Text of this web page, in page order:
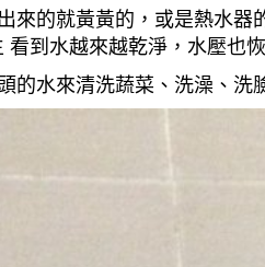
的就黃黃的，或是熱水
到水越來越乾淨，水壓也
的水來清洗蔬菜、洗澡、